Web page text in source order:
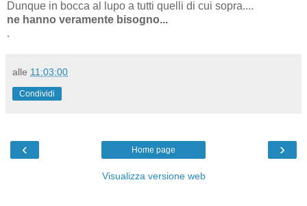
Dunque in bocca al lupo a tutti quelli di cui sopra....
ne hanno veramente bisogno...
.
alle 11:03:00
Condividi
‹ ›
Home page
Visualizza versione web